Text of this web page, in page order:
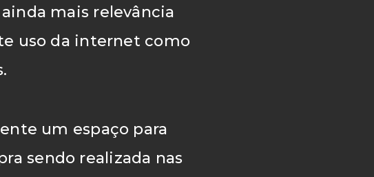
mais relevância
uso da internet como
um espaço para
sendo realizada nas